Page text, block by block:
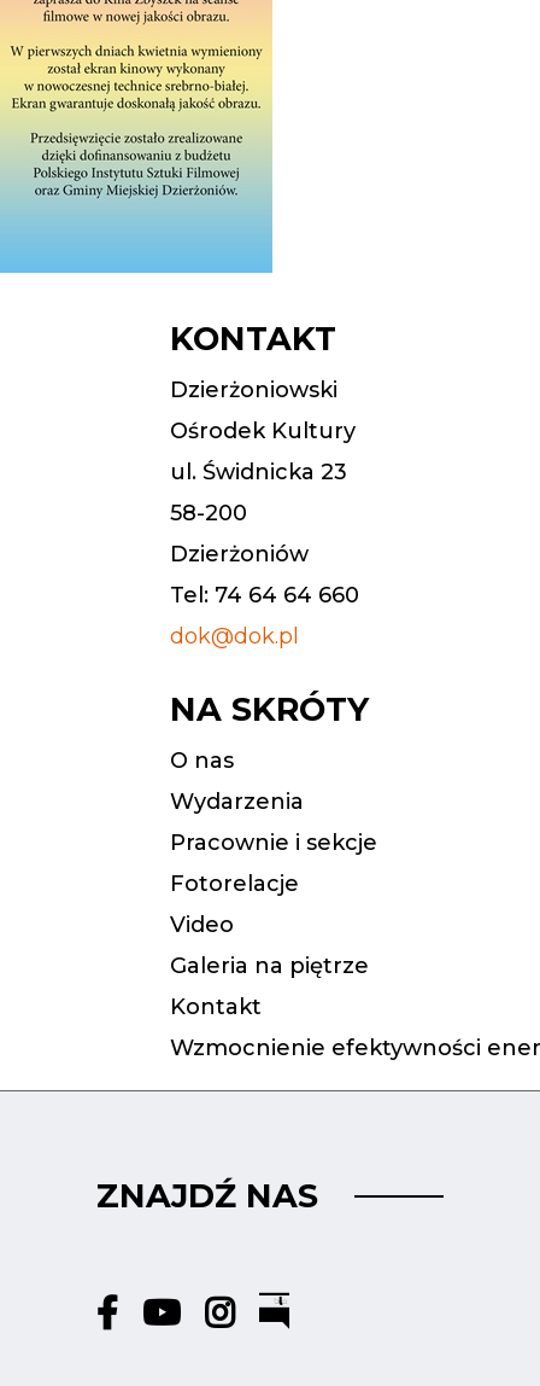
KONTAKT
Dzierżoniowski
Ośrodek Kultury
ul. Świdnicka 23
58-200
Dzierżoniów
Tel: 74 64 64 660
dok@dok.pl
NA SKRÓTY
O nas
Wydarzenia
Pracownie i sekcje
Fotorelacje
Video
Galeria na piętrze
Kontakt
Wzmocnienie efektywności
ZNAJDŹ NAS